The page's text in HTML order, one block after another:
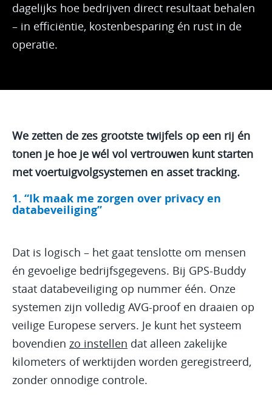
dagelijks hoe bedrijven direct resultaat behalen
– in efficiëntie, kostenbesparing én rust in de
operatie.
We zetten de zes grootste twijfels op een rij én
tonen je hoe je wél vol vertrouwen kunt starten
met voertuigvolgsystemen en asset tracking.
1. “Ik maak me zorgen over privacy en
databeveiliging”
Dat is logisch – het gaat tenslotte om mensen
én gevoelige bedrijfsgegevens. Bij GPS-Buddy
staat databeveiliging op nummer één. Onze
systemen zijn volledig AVG-proof en draaien op
veilige Europese servers. Je kunt het systeem
bovendien zo instellen dat alleen zakelijke
kilometers of werktijden worden geregistreerd,
zonder onnodige controle.